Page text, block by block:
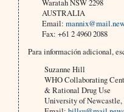
Waratah NSW 2298
AUSTRALIA
Email:
Fax: +61 2 4960 2088
Para información adicional,
Suzanne Hill
WHO Collaborating
& Rational Drug Use
University of Newcastle,